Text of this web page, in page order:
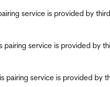
service is provided by
service is provided by
service is provided by